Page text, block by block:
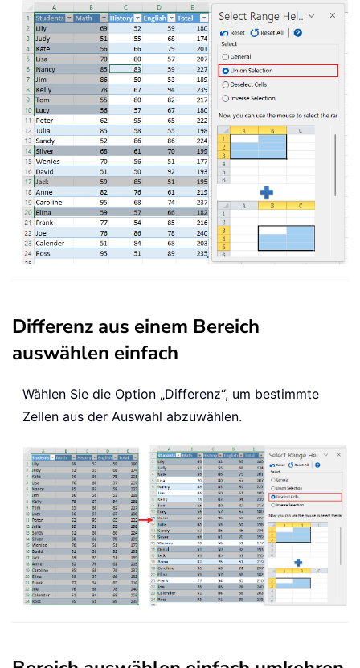
Differenz aus einem Bereich
auswählen einfach
Wählen Sie die Option „Differenz“, um bestimmte
Zellen aus der Auswahl abzuwählen.